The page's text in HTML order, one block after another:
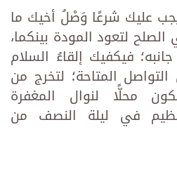
عليك شرعًا وَصْلُ أخيك ما
لتعود المودة بينكما،
فيكفيك إلقاءُ السلام
المتاحة؛ لتخرج من
محلًّا لنوال المغفرة
في ليلة النصف من